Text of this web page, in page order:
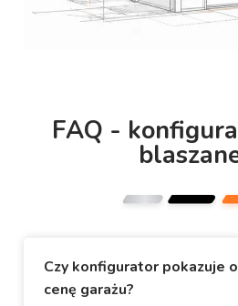
FAQ -
Czy konfigurator pokazuje
cenę garażu?